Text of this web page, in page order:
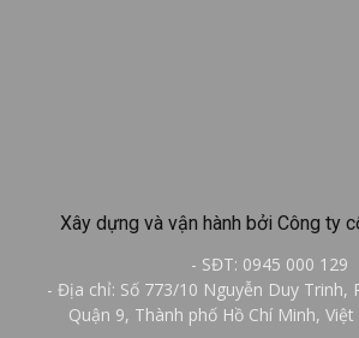
Xây dựng và vận hành bởi Công ty
- SĐT: 0945 000 129
- Địa chỉ: Số 773/10 Nguyễn Duy Trinh,
Quận 9, Thành phố Hồ Chí Minh,